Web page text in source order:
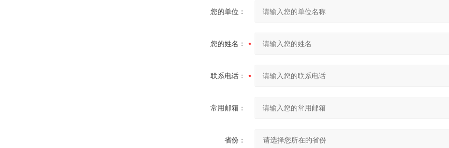
您的单位：
您的姓名：
联系电话：
常用邮箱：
省份：